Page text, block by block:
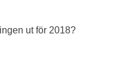
ut för 2018?